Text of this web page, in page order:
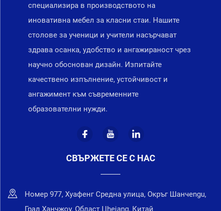
специализира в производството на
иновативна мебел за класни стаи. Нашите
столове за ученици и учители насърчават
здрава осанка, удобство и ангажираност чрез
научно обоснован дизайн. Изпитайте
качествено изпълнение, устойчивост и
ангажимент към съвременните
образователни нужди.
СВЪРЖЕТЕ СЕ С НАС
Номер 977, Хуафенг Средна улица, Окръг Шанчengu,
Град Ханчжоу, Област Цhejang, Китай